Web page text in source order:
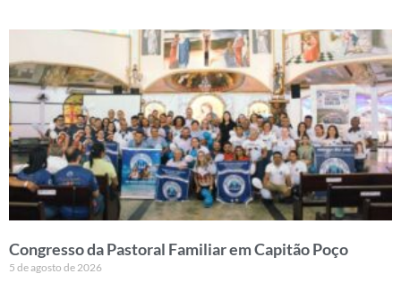
Congresso da Pastoral Familiar em Capitão Poço
5 de agosto de 2026